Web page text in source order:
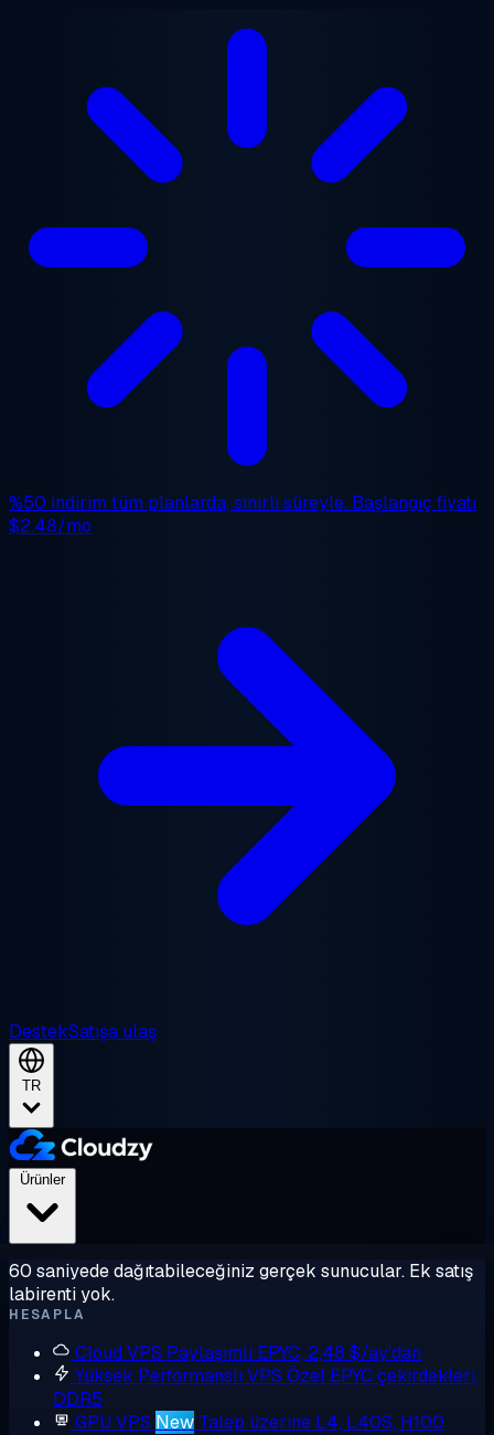
%50 indirim tüm planlarda, sınırlı süreyle. Başlangıç fiyatı
$2.48/mo
DestekSatışa ulaş
TR
Ürünler
60 saniyede dağıtabileceğiniz gerçek sunucular. Ek satış
labirenti yok.
HESAPLA
Cloud VPS Paylaşımlı EPYC, 2,48 $/ay'dan
Yüksek Performanslı VPS Özel EPYC çekirdekleri,
DDR5
GPU VPS New Talep üzerine L4, L40S, H100